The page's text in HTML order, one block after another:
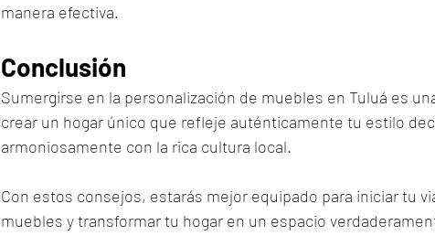
manera efectiva.
Conclusión
Sumergirse en la personalización de muebles en Tuluá es
crear un hogar único que refleje auténticamente tu estilo
armoniosamente con la rica cultura local.
Con estos consejos, estarás mejor equipado para iniciar tu
muebles y transformar tu hogar en un espacio